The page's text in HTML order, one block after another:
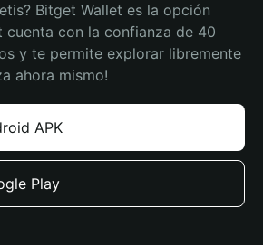
Bitget Wallet es la opción
cuenta con la confianza de 40
y te permite explorar libremente
ahora mismo!
APK
Play